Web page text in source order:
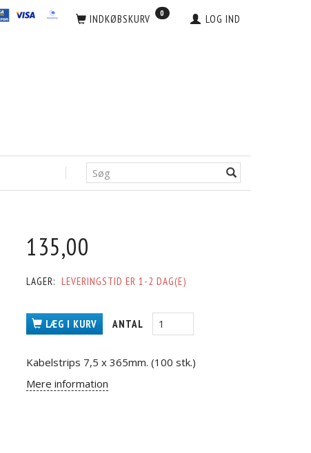
LOG IND
INDKØBSKURV 0
135,00
LAGER: LEVERINGSTID ER 1-2 DAG(E)
LÆG I KURV ANTAL
Kabelstrips 7,5 x 365mm. (100 stk.)
Mere information